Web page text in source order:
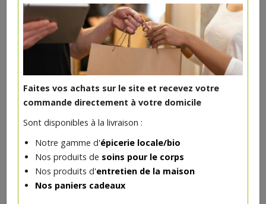
Faites vos achats sur le site et recevez votre
commande directement à votre domicile
Sont disponibles à la livraison :
Notre gamme d'épicerie locale/bio
Nos produits de soins pour le corps
Nos produits d'entretien de la maison
Nos paniers cadeaux
Vous pouvez le consommer de suite mais également le
congeler bien à plat.
29.1€/kg*
+
11.64
Réception souhaitée le
*Prix indicatif.